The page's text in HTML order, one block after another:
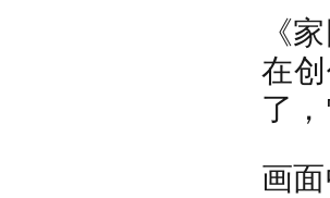
《
在
了
画